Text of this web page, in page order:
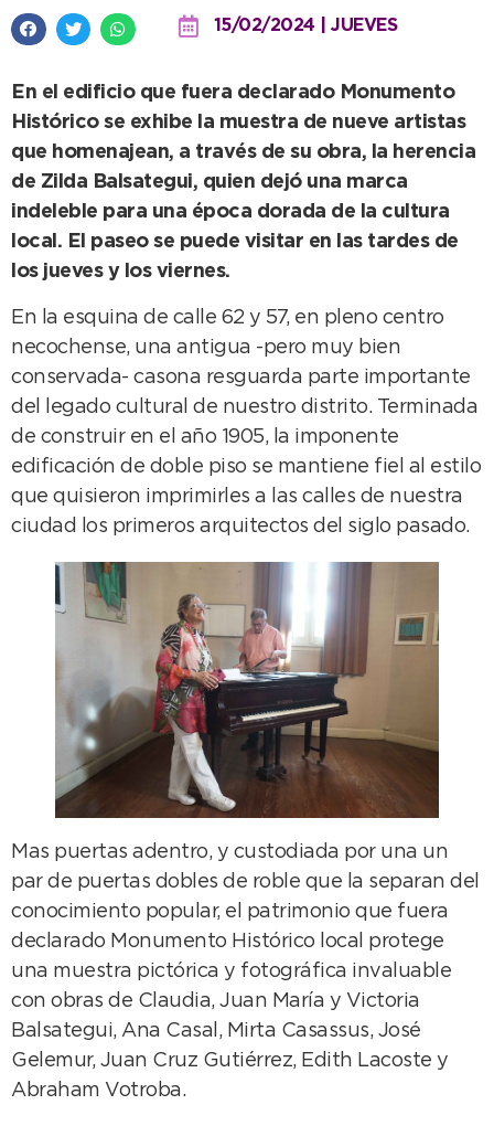
15/02/2024 | JUEVES
En el edificio que fuera declarado Monumento
Histórico se exhibe la muestra de nueve artistas
que homenajean, a través de su obra, la herencia
de Zilda Balsategui, quien dejó una marca
indeleble para una época dorada de la cultura
local. El paseo se puede visitar en las tardes de
los jueves y los viernes.
En la esquina de calle 62 y 57, en pleno centro
necochense, una antigua -pero muy bien
conservada- casona resguarda parte importante
del legado cultural de nuestro distrito. Terminada
de construir en el año 1905, la imponente
edificación de doble piso se mantiene fiel al estilo
que quisieron imprimirles a las calles de nuestra
ciudad los primeros arquitectos del siglo pasado.
Mas puertas adentro, y custodiada por una un
par de puertas dobles de roble que la separan del
conocimiento popular, el patrimonio que fuera
declarado Monumento Histórico local protege
una muestra pictórica y fotográfica invaluable
con obras de Claudia, Juan María y Victoria
Balsategui, Ana Casal, Mirta Casassus, José
Gelemur, Juan Cruz Gutiérrez, Edith Lacoste y
Abraham Votroba.